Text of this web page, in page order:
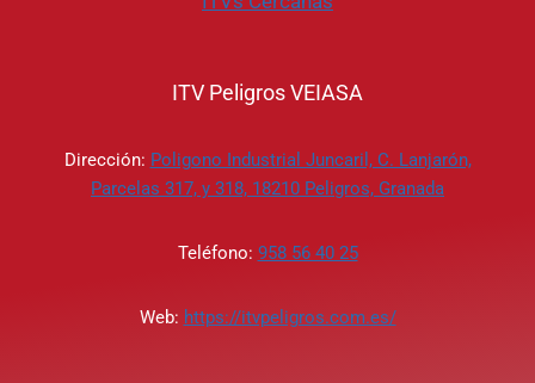
ITV Peligros VEIASA
Dirección: Poligono Industrial Juncaril, C. Lanjarón,
Parcelas 317, y 318, 18210 Peligros, Granada
Teléfono: 958 56 40 25
Web: https://itvpeligros.com.es/